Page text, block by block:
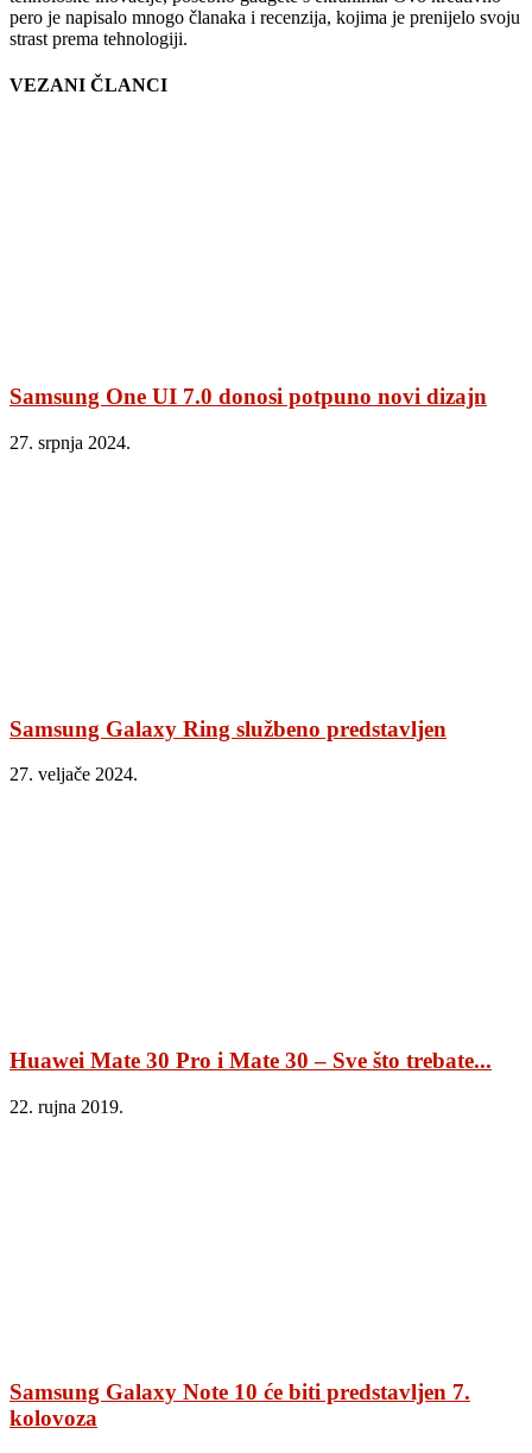
pero je napisalo mnogo članaka i recenzija, kojima je prenijelo svoju
strast prema tehnologiji.
VEZANI ČLANCI
Samsung One UI 7.0 donosi potpuno novi dizajn
27. srpnja 2024.
Samsung Galaxy Ring službeno predstavljen
27. veljače 2024.
Huawei Mate 30 Pro i Mate 30 – Sve što trebate...
22. rujna 2019.
Samsung Galaxy Note 10 će biti predstavljen 7.
kolovoza